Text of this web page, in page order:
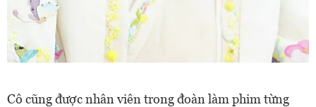
Cô cũng được nhân viên trong đoàn làm phim từng